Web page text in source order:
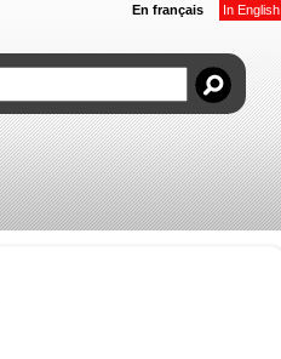
En français In English